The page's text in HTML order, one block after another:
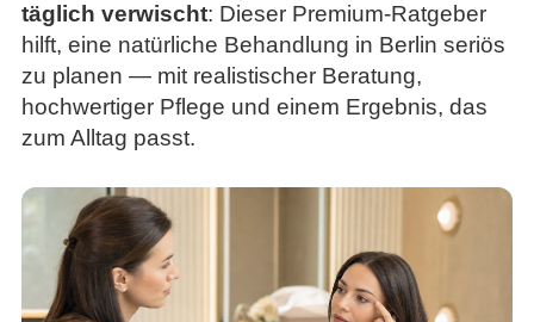
täglich verwischt: Dieser Premium-Ratgeber
hilft, eine natürliche Behandlung in Berlin seriös
zu planen — mit realistischer Beratung,
hochwertiger Pflege und einem Ergebnis, das
zum Alltag passt.